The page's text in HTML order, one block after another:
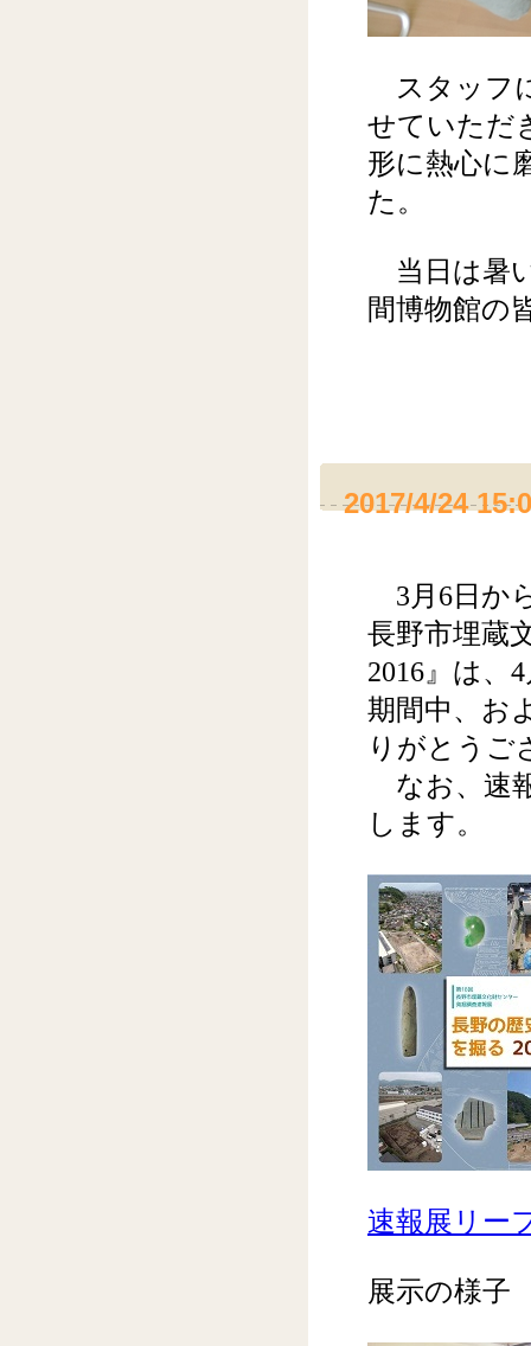
スタッフ
せていただ
形に熱心に
た。
当日は暑
間博物館の
2017/4/24
3月6日か
長野市埋蔵
2016』は、
期間中、お
りがとうご
なお、速
します。
速報展リー
展示の様子